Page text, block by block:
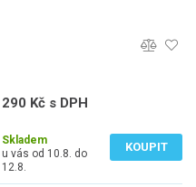
290 Kč s DPH
Skladem
u vás od 10.8. do
12.8.
KOUPIT